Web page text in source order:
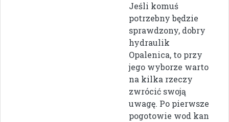
Jeśli komuś
potrzebny będzie
sprawdzony, dobry
hydraulik
Opalenica, to przy
jego wyborze warto
na kilka rzeczy
zwrócić swoją
uwagę. Po pierwsze
pogotowie wod kan